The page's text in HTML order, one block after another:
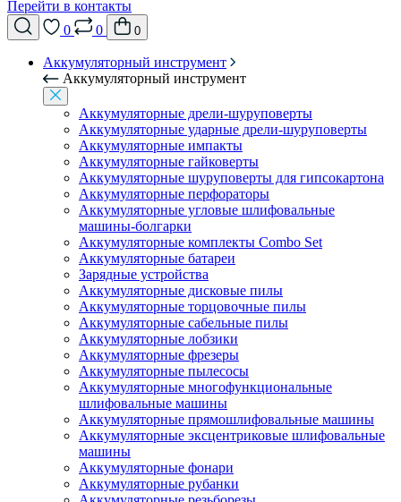
Перейти в контакты
0
0 0
Аккумуляторный инструмент
Аккумуляторный инструмент
Аккумуляторные дрели-шуруповерты
Аккумуляторные ударные дрели-шуруповерты
Аккумуляторные импакты
Аккумуляторные гайковерты
Аккумуляторные шуруповерты для гипсокартона
Аккумуляторные перфораторы
Аккумуляторные угловые шлифовальные
машины-болгарки
Аккумуляторные комплекты Combo Set
Аккумуляторные батареи
Зарядные устройства
Аккумуляторные дисковые пилы
Аккумуляторные торцовочные пилы
Аккумуляторные сабельные пилы
Аккумуляторные лобзики
Аккумуляторные фрезеры
Аккумуляторные пылесосы
Аккумуляторные многофункциональные
шлифовальные машины
Аккумуляторные прямошлифовальные машины
Аккумуляторные эксцентриковые шлифовальные
машины
Аккумуляторные фонари
Аккумуляторные рубанки